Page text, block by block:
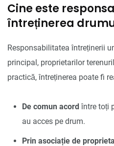
Cine este
întreținerea
Responsabilitatea întreținerii
principal, proprietarilor
practică, întreținerea poate fi
De comun acord între toți
au acces pe drum.
Prin asociație de